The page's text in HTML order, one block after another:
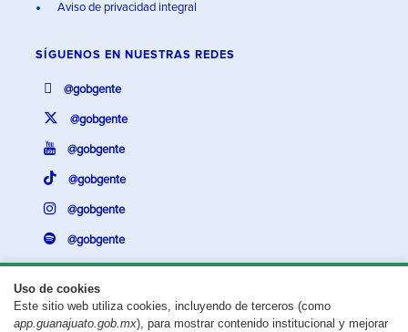
Uso de cookies
Este sitio web utiliza cookies, incluyendo de terceros (como
app.guanajuato.gob.mx), para mostrar contenido institucional y mejorar
Aviso de privacidad integral
SÍGUENOS EN NUESTRAS REDES
@gobgente
@gobgente
@gobgente
@gobgente
@gobgente
@gobgente
¿Existe algún problema con esta página?Repórtalo aquí.